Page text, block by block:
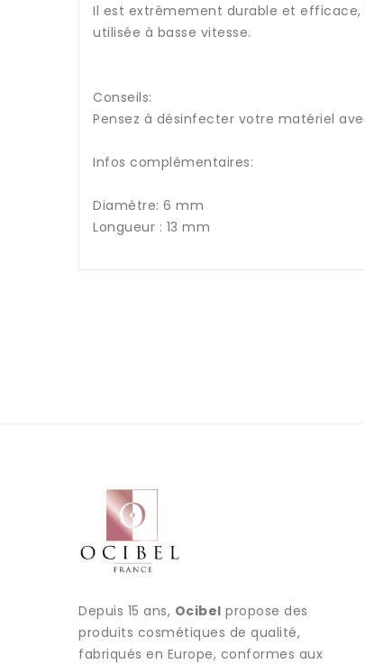
Il est extrêmement durable et
utilisée à basse vitesse.
Conseils:
Pensez à désinfecter votre matériel
Infos complémentaires:
Diamètre: 6 mm
Longueur : 13 mm
Depuis 15 ans, Ocibel propose des
produits cosmétiques de qualité,
fabriqués en Europe, conformes aux